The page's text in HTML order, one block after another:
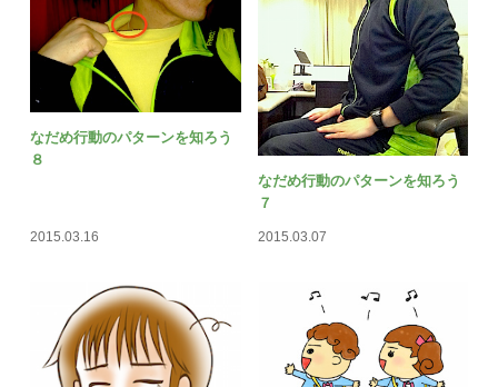
なだめ行動のパターンを知ろう
８
2015.03.16
なだめ行動のパターンを知ろう
７
2015.03.07